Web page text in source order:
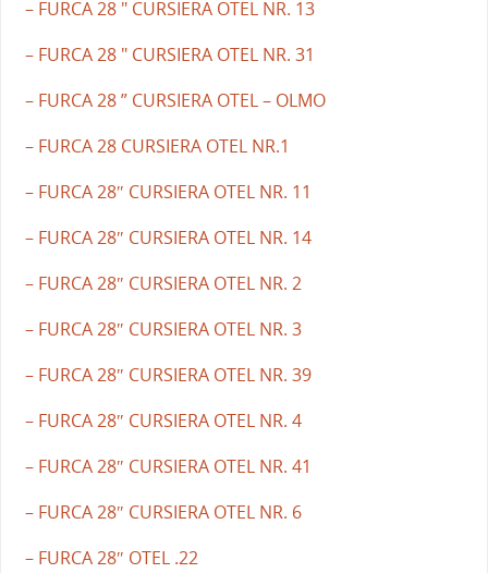
– FURCA 28 " CURSIERA OTEL NR. 13
– FURCA 28 " CURSIERA OTEL NR. 31
– FURCA 28 ” CURSIERA OTEL – OLMO
– FURCA 28 CURSIERA OTEL NR.1
– FURCA 28″ CURSIERA OTEL NR. 11
– FURCA 28″ CURSIERA OTEL NR. 14
– FURCA 28″ CURSIERA OTEL NR. 2
– FURCA 28″ CURSIERA OTEL NR. 3
– FURCA 28″ CURSIERA OTEL NR. 39
– FURCA 28″ CURSIERA OTEL NR. 4
– FURCA 28″ CURSIERA OTEL NR. 41
– FURCA 28″ CURSIERA OTEL NR. 6
– FURCA 28″ OTEL .22